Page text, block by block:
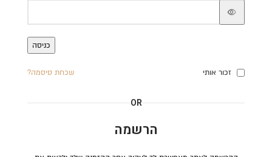
כניסה
שכחת סיסמה? זכור אותי
OR
הרשמה